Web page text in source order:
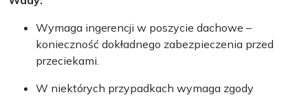
Wymaga ingerencji w poszycie dachowe –
konieczność dokładnego zabezpieczenia przed
przeciekami.
W niektórych przypadkach wymaga zgody